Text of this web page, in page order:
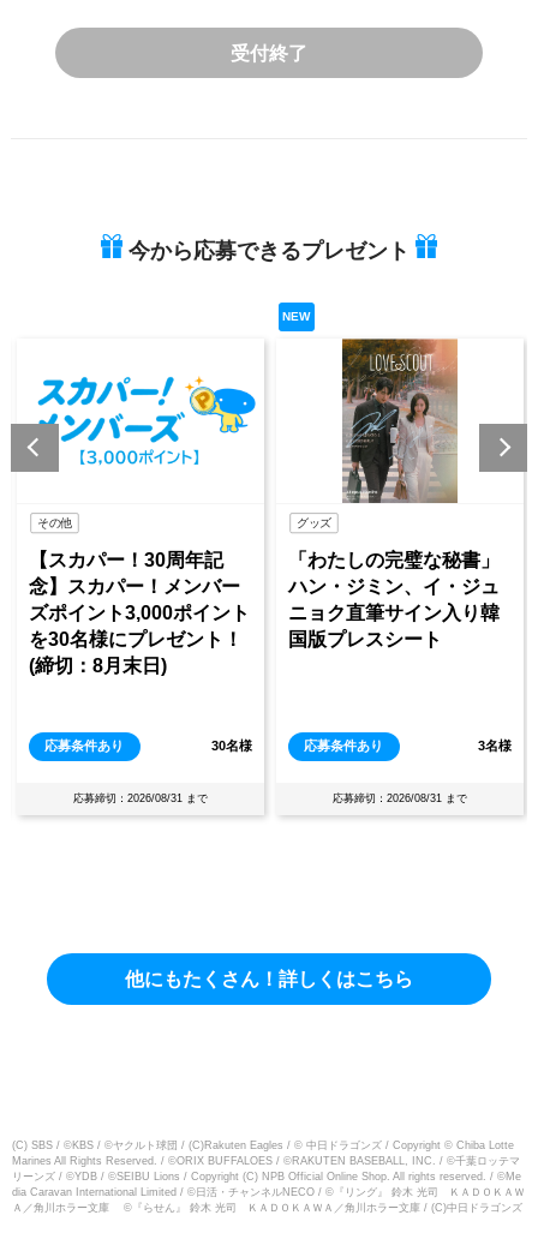
受付終了
今から応募できるプレゼント
その他
【スカパー！30周年記
念】スカパー！メンバー
ズポイント3,000ポイント
を30名様にプレゼント！
(締切：8月末日)
応募条件あり 30名様
応募締切：2026/08/31 まで
NEW
グッズ
「わたしの完璧な秘書」
ハン・ジミン、イ・ジュ
ニョク直筆サイン入り韓
国版プレスシート
応募条件あり 3名様
応募締切：2026/08/31 まで
他にもたくさん！詳しくはこちら
(C) SBS / ©KBS / ©ヤクルト球団 / (C)Rakuten Eagles / © 中日ドラゴンズ / Copyright © Chiba Lotte
Marines All Rights Reserved. / ©ORIX BUFFALOES / ©RAKUTEN BASEBALL, INC. / ©千葉ロッテマ
リーンズ / ©YDB / ©SEIBU Lions / Copyright (C) NPB Official Online Shop. All rights reserved. / ©Me
dia Caravan International Limited / ©日活・チャンネルNECO / ©『リング』 鈴木 光司 ＫＡＤＯＫＡＷ
Ａ／角川ホラー文庫 ©『らせん』 鈴木 光司 ＫＡＤＯＫＡＷＡ／角川ホラー文庫 / (C)中日ドラゴンズ